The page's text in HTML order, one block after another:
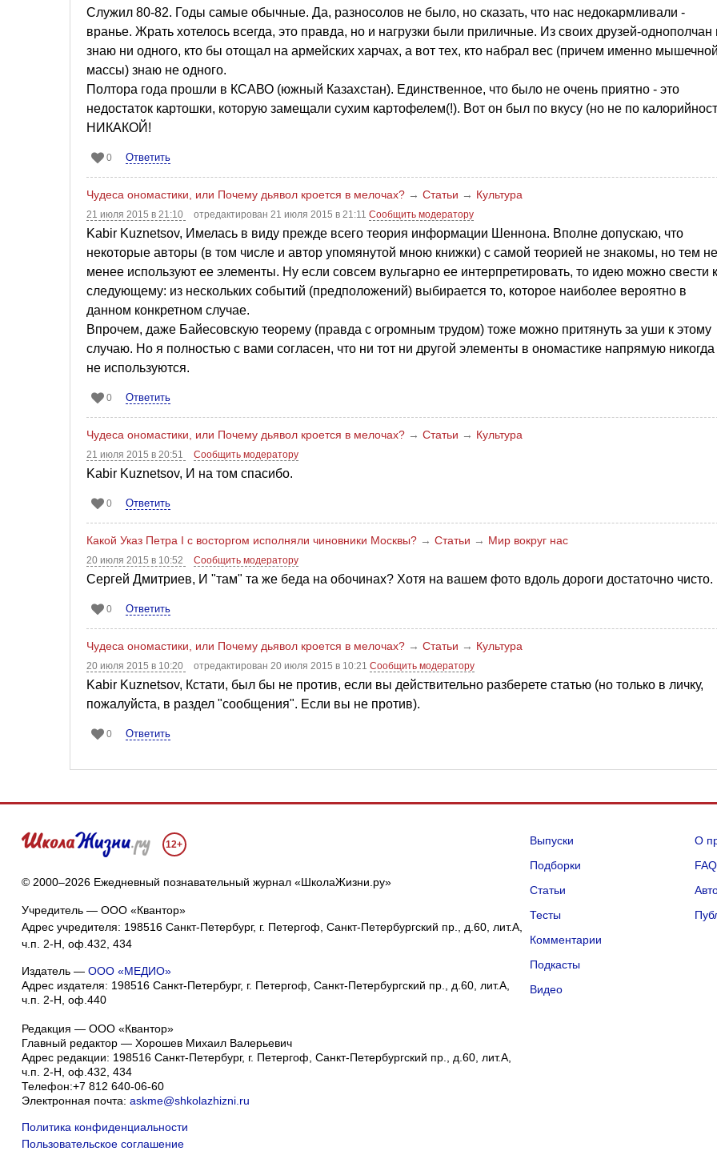
Служил 80-82. Годы самые обычные. Да, разносолов не было, но сказать, что нас недокармливали -
вранье. Жрать хотелось всегда, это правда, но и нагрузки были приличные. Из своих друзей-однополчан
знаю ни одного, кто бы отощал на армейских харчах, а вот тех, кто набрал вес (причем именно
массы) знаю не одного.
Полтора года прошли в КСАВО (южный Казахстан). Единственное, что было не очень приятно - это
недостаток картошки, которую замещали сухим картофелем(!). Вот он был по вкусу (но не по
НИКАКОЙ!
0 Ответить
Чудеса ономастики, или Почему дьявол кроется в мелочах? → Статьи → Культура
21 июля 2015 в 21:10 отредактирован 21 июля 2015 в 21:11 Сообщить модератору
Kabir Kuznetsov, Имелась в виду прежде всего теория информации Шеннона. Вполне допускаю, что
некоторые авторы (в том числе и автор упомянутой мною книжки) с самой теорией не знакомы, но тем не
менее используют ее элементы. Ну если совсем вульгарно ее интерпретировать, то идею можно свести к
следующему: из нескольких событий (предположений) выбирается то, которое наиболее вероятно в
данном конкретном случае.
Впрочем, даже Байесовскую теорему (правда с огромным трудом) тоже можно притянуть за уши к этому
случаю. Но я полностью с вами согласен, что ни тот ни другой элементы в ономастике напрямую никогда
не используются.
0 Ответить
Чудеса ономастики, или Почему дьявол кроется в мелочах? → Статьи → Культура
21 июля 2015 в 20:51 Сообщить модератору
Kabir Kuznetsov, И на том спасибо.
0 Ответить
Какой Указ Петра I с восторгом исполняли чиновники Москвы? → Статьи → Мир вокруг нас
20 июля 2015 в 10:52 Сообщить модератору
Сергей Дмитриев, И "там" та же беда на обочинах? Хотя на вашем фото вдоль дороги достаточно чисто.
0 Ответить
Чудеса ономастики, или Почему дьявол кроется в мелочах? → Статьи → Культура
20 июля 2015 в 10:20 отредактирован 20 июля 2015 в 10:21 Сообщить модератору
Kabir Kuznetsov, Кстати, был бы не против, если вы действительно разберете статью (но только в личку,
пожалуйста, в раздел "сообщения". Если вы не против).
0 Ответить
12+
© 2000–2026 Ежедневный познавательный журнал «ШколаЖизни.ру»
Учредитель — ООО «Квантор»
Адрес учредителя: 198516 Санкт-Петербург, г. Петергоф, Санкт-Петербургский пр., д.60, лит.А,
ч.п. 2-Н, оф.432, 434
Издатель — ООО «МЕДИО»
Адрес издателя: 198516 Санкт-Петербург, г. Петергоф, Санкт-Петербургский пр., д.60, лит.А,
ч.п. 2-Н, оф.440
Редакция — ООО «Квантор»
Главный редактор — Хорошев Михаил Валерьевич
Адрес редакции: 198516 Санкт-Петербург, г. Петергоф Санкт-Петербургский пр., д.60, лит.А,
ч.п. 2-Н, оф.432, 434
Телефон:+7 812 640-06-60
Электронная почта: askme@shkolazhizni.ru
Политика конфиденциальности
Пользовательское соглашение
Выпуски
Подборки
Статьи
Тесты
Комментарии
Подкасты
Видео
О
FAQ